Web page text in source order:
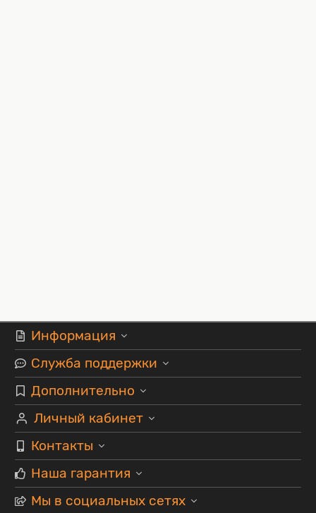
Информация
Служба поддержки
Дополнительно
Личный кабинет
Контакты
Наша гарантия
Мы в социальных сетях